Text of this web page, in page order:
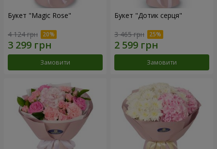
Букет "Magic Rose"
4 124 грн
Замовити
Букет "Дотик серця"
3 465 грн
Замовити